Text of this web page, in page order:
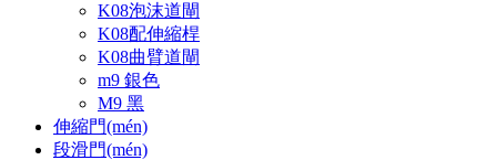
K08泡沫道閘
K08配伸縮桿
K08曲臂道閘
m9 銀色
M9 黑
伸縮門(mén)
段滑門(mén)